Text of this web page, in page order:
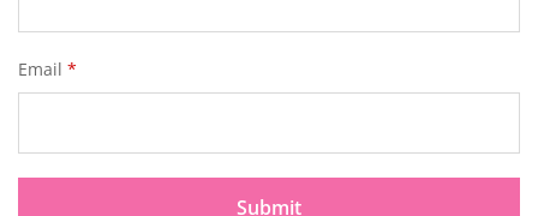
Email *